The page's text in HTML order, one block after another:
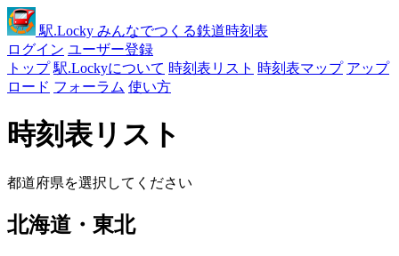
駅.Locky みんなでつくる鉄道時刻表
ログイン ユーザー登録
トップ 駅.Lockyについて 時刻表リスト 時刻表マップ アップ
ロード フォーラム 使い方
時刻表リスト
都道府県を選択してください
北海道・東北